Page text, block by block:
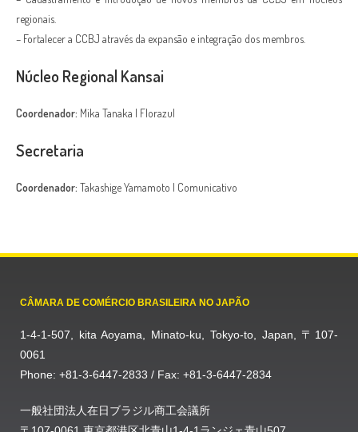
regionais.
– Fortalecer a CCBJ através da expansão e integração dos membros.
Núcleo Regional Kansai
Coordenador: Mika Tanaka | Florazul
Secretaria
Coordenador: Takashige Yamamoto | Comunicativo
CÂMARA DE COMÉRCIO BRASILEIRA NO JAPÃO
1-4-1-507, kita Aoyama, Minato-ku, Tokyo-to, Japan, 〒107-
0061
Phone: +81-3-6447-2833 / Fax: +81-3-6447-2834
一般社団法人在日ブラジル商工会議所